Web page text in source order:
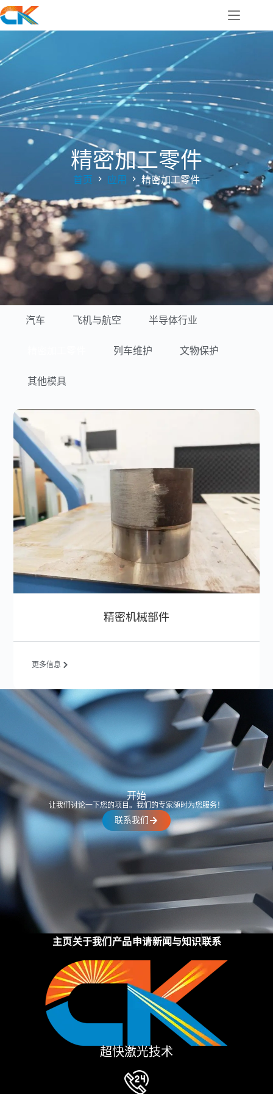
精密加工零件
首页 应用 精密加工零件
汽车 飞机与航空 半导体行业
列车维护 文物保护
其他模具
精密机械部件
更多信息
开始
让我们讨论一下您的项目。我们的专家随时为您服务！
联系我们
主页关于我们 产品申请新闻与知识联系
超快激光技术